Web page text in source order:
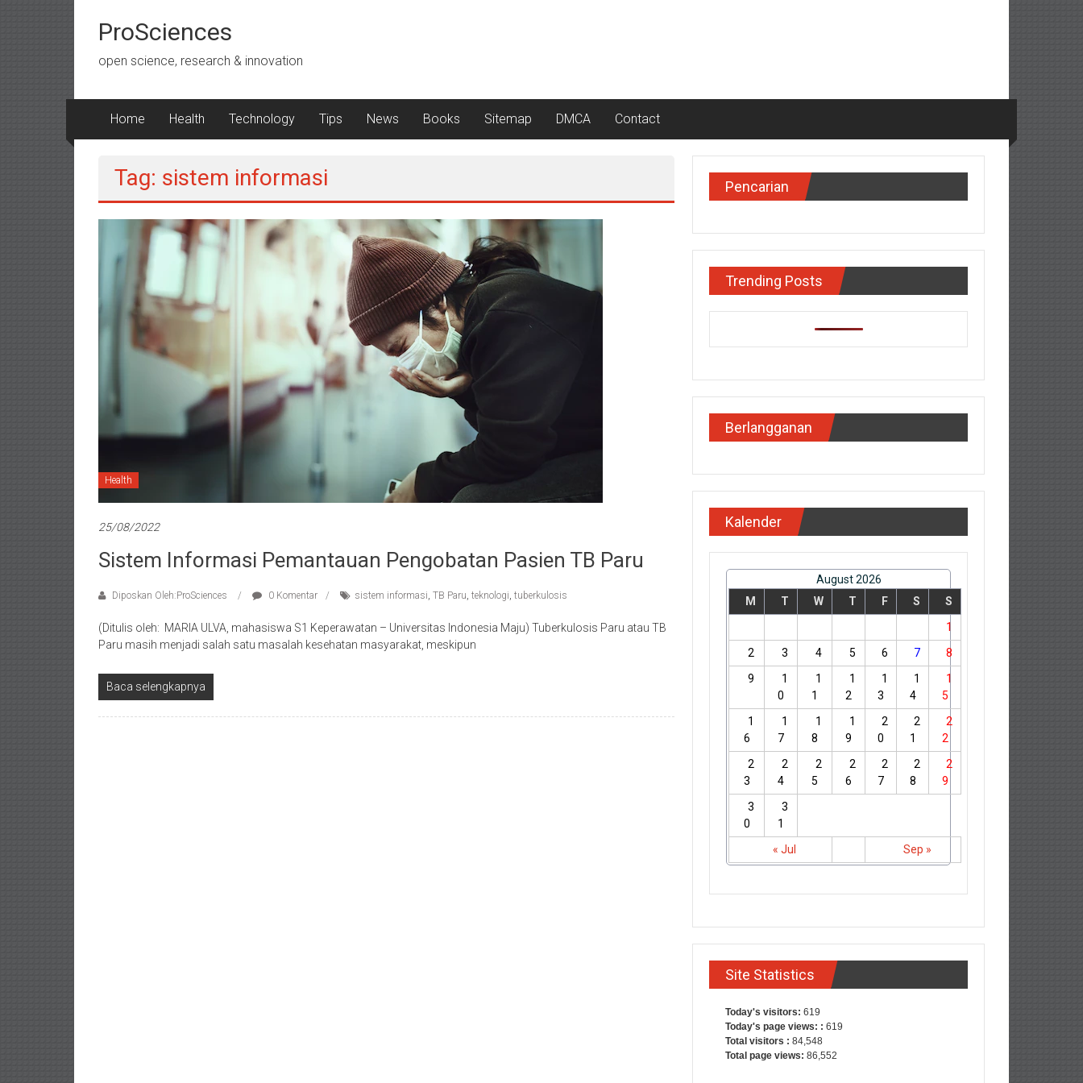
kontenProSciences
open science, research & innovation
Home Health Technology Tips News Books Sitemap DMCA Contact
Tag: sistem informasi
Health
25/08/2022
Sistem Informasi Pemantauan Pengobatan Pasien TB Paru
Diposkan Oleh:ProSciences 0 Komentar sistem informasi, TB Paru, teknologi, tuberkulosis
(Ditulis oleh: MARIA ULVA, mahasiswa S1 Keperawatan – Universitas Indonesia Maju) Tuberkulosis Paru atau TB
Paru masih menjadi salah satu masalah kesehatan masyarakat, meskipun
Baca selengkapnya
Pencarian
Trending Posts
Berlangganan
Kalender
August 2026
M
T W T F S S
« Jul Sep »
1
2
3 4 5 6 7
8
9
1
0
1
1
1
2
1
3
1
4
1
5
1
6
1
7
1
8
1
9
2
0
2
1
2
2
2
3
2
4
2
5
2
6
2
7
2
8
2
9
3
0
3
1
Site Statistics
Today's visitors: 619
Today's page views: : 619
Total visitors : 84,548
Total page views: 86,552